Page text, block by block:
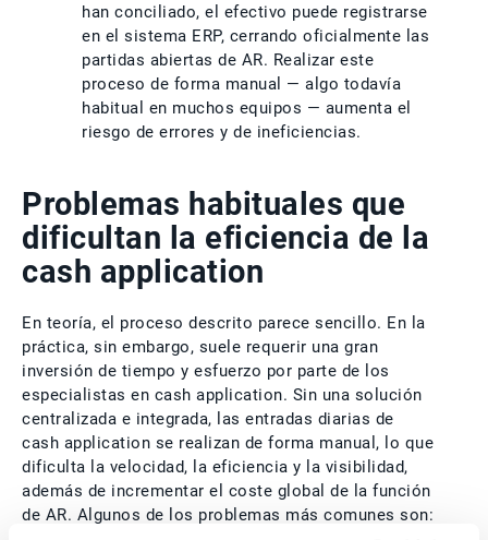
han conciliado, el efectivo puede registrarse
en el sistema ERP, cerrando oficialmente las
partidas abiertas de AR. Realizar este
proceso de forma manual — algo todavía
habitual en muchos equipos — aumenta el
riesgo de errores y de ineficiencias.
Problemas habituales que
dificultan la eficiencia de la
cash application
En teoría, el proceso descrito parece sencillo. En la
práctica, sin embargo, suele requerir una gran
inversión de tiempo y esfuerzo por parte de los
especialistas en cash application. Sin una solución
centralizada e integrada, las entradas diarias de
cash application se realizan de forma manual, lo que
dificulta la velocidad, la eficiencia y la visibilidad,
además de incrementar el coste global de la función
de AR. Algunos de los problemas más comunes son: